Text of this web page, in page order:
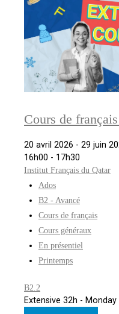
Cours de
20 avril 2026 - 29 juin
16h00 - 17h30
Institut Français du Qatar
Ados
B2 - Avancé
Cours de français
Cours généraux
En présentiel
Printemps
B2.2
Extensive 32h -